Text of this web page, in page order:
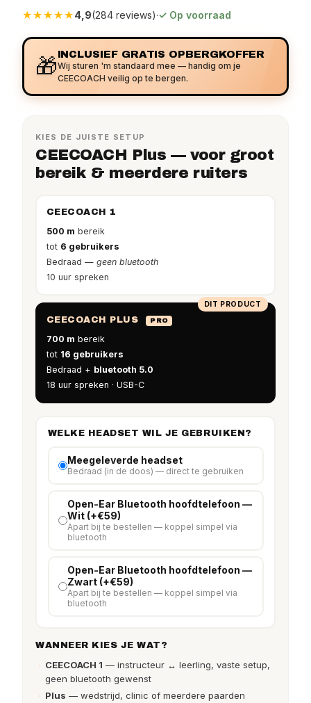
★★★★★4,9(284 reviews)·✓ Op voorraad
🎁INCLUSIEF GRATIS OPBERGKOFFER
Wij sturen 'm standaard mee — handig om je
CEECOACH veilig op te bergen.
KIES DE JUISTE SETUP
CEECOACH Plus — voor groot
bereik & meerdere ruiters
CEECOACH 1
500 m bereik
tot 6 gebruikers
Bedraad — geen bluetooth
10 uur spreken
CEECOACH PLUS PRO
700 m bereik
tot 16 gebruikers
Bedraad + bluetooth 5.0
18 uur spreken · USB-C
DIT PRODUCT
WELKE HEADSET WIL JE GEBRUIKEN?
Meegeleverde headset
Bedraad (in de doos) — direct te gebruiken
Open-Ear Bluetooth hoofdtelefoon —
Wit (+€59)
Apart bij te bestellen — koppel simpel via
bluetooth
Open-Ear Bluetooth hoofdtelefoon —
Zwart (+€59)
Apart bij te bestellen — koppel simpel via
bluetooth
WANNEER KIES JE WAT?
CEECOACH 1 — instructeur ↔ leerling, vaste setup,
geen bluetooth gewenst
Plus — wedstrijd, clinic of meerdere paarden